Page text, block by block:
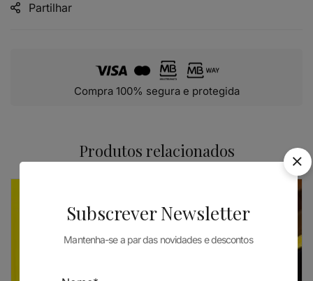
Partilhar
Compra 100% segura e protegida
Produtos relacionados
Subscrever Newsletter
Mantenha-se a par das novidades e descontos